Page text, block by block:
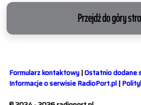
Przejdź do góry
Formularz kontaktowy|Ostatnio dodane
Informacje o serwisie RadioPort.pl|